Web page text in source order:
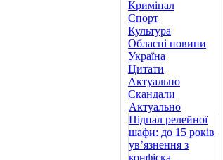
Кримінал
Спорт
Культура
Обласні новини
Україна
Цитати
Актуально
Скандали
Актуально
Підпал релейної
шафи: до 15 років
ув’язнення з
конфіска ...